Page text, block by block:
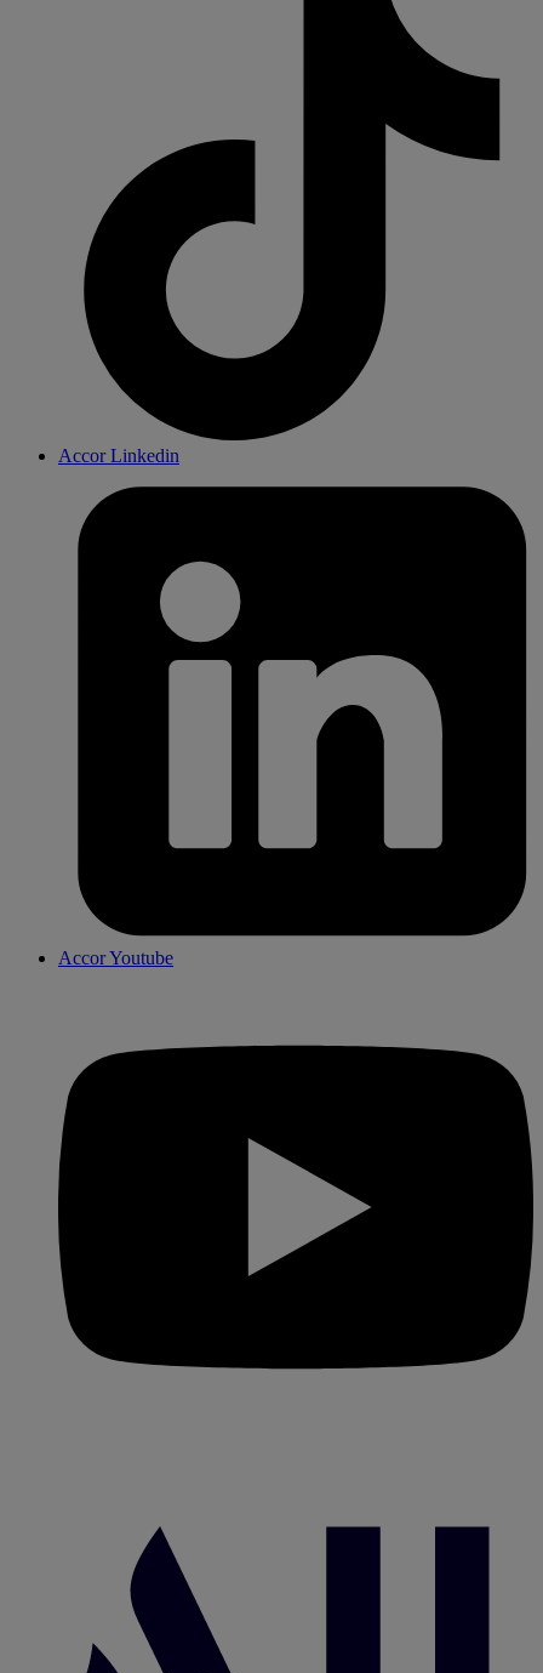
Accor Linkedin
Accor Youtube